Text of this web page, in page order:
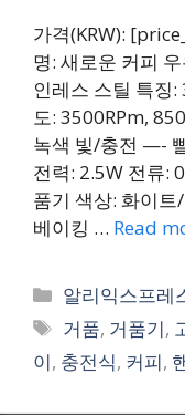
가격(KRW):
명: 새로운 커피
인레스 스틸 특징
도: 3500RPm,
녹색 빛/충전 —-
전력: 2.5W 전류:
품기 색상: 화이
베이킹 … Read
Categories
알리익스프레
Tags
거품, 거품기,
이, 충전식, 커피,